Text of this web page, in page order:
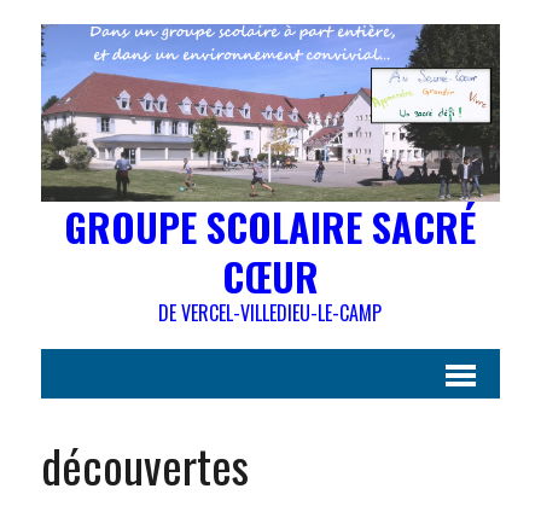
GROUPE SCOLAIRE SACRÉ
CŒUR
DE VERCEL-VILLEDIEU-LE-CAMP
découvertes